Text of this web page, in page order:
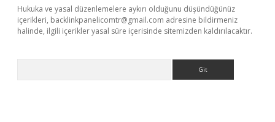
Hukuka ve yasal düzenlemelere aykırı olduğunu düşündüğünüz
içerikleri, backlinkpanelicomtr@gmail.com adresine bildirmeniz
halinde, ilgili içerikler yasal süre içerisinde sitemizden kaldırılacaktır.